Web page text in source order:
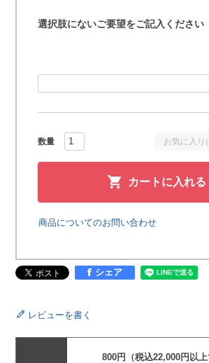
お気に入り
カートに入れる
選択肢にないご要望をご記入ください
商品についてのお問い合わせ
シェア
レビューを書く
800円（税込22,000円以上